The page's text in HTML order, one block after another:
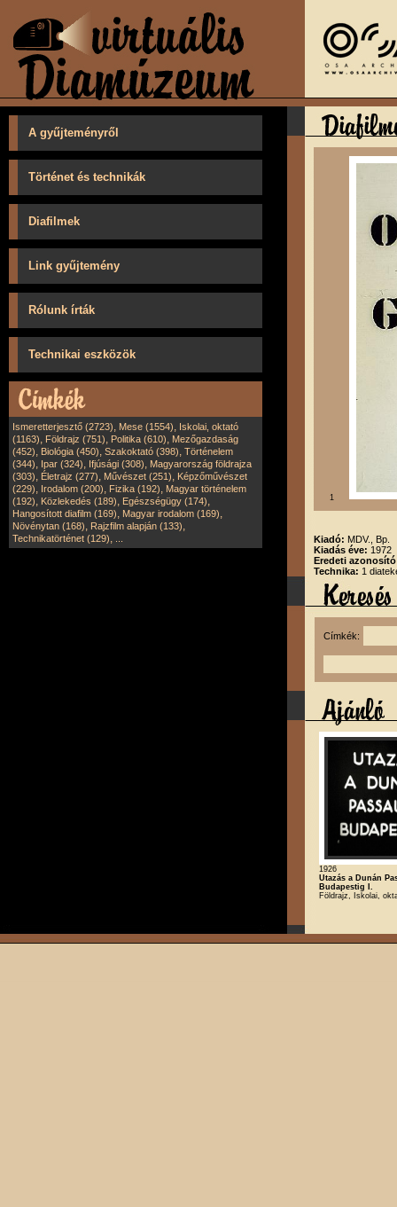
A gyűjteményről
Történet és technikák
Diafilmek
Link gyűjtemény
Rólunk írták
Technikai eszközök
Ismeretterjesztő (2723), Mese (1554), Iskolai, oktató
(1163), Földrajz (751), Politika (610), Mezőgazdaság
(452), Biológia (450), Szakoktató (398), Történelem
(344), Ipar (324), Ifjúsági (308), Magyarország földrajza
(303), Életrajz (277), Művészet (251), Képzőművészet
(229), Irodalom (200), Fizika (192), Magyar történelem
(192), Közlekedés (189), Egészségügy (174),
Hangosított diafilm (169), Magyar irodalom (169),
Növénytan (168), Rajzfilm alapján (133),
Technikatörténet (129),
1
Kiadó: MDV., Bp.
Kiadás éve: 1972
Eredeti
Technika: 1
Címkék:
1926
Utazás a Dunán
Budapestig I.
Földrajz, Iskolai,